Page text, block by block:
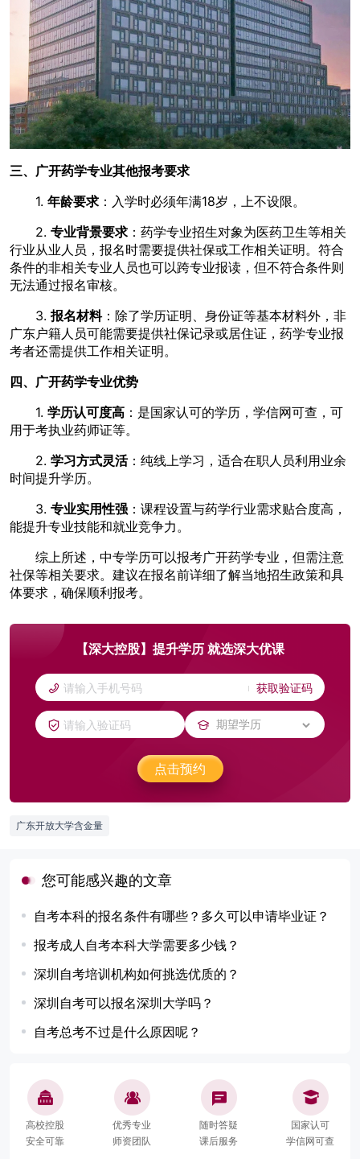
三、广开药学专业其他报考要求
1. 年龄要求：入学时必须年满18岁，上不设限。
2. 专业背景要求：药学专业招生对象为医药卫生等相关
行业从业人员，报名时需要提供社保或工作相关证明。符合
条件的非相关专业人员也可以跨专业报读，但不符合条件则
无法通过报名审核。
3. 报名材料：除了学历证明、身份证等基本材料外，非
广东户籍人员可能需要提供社保记录或居住证，药学专业报
考者还需提供工作相关证明。
四、广开药学专业优势
1. 学历认可度高 ：是国家认可的学历，学信网可查，可
用于考执业药师证等。
2. 学习方式灵活：纯线上学习，适合在职人员利用业余
时间提升学历。
3. 专业实用性强 ：课程设置与药学行业需求贴合度高，
能提升专业技能和就业竞争力。
综上所述，中专学历可以报考广开药学专业，但需注意
社保等相关要求。建议在报名前详细了解当地招生政策和具
体要求，确保顺利报考。
【深大控股】提升学历 就选深大优课
获取验证码
点击预约
广东开放大学含金量
您可能感兴趣的文章
自考本科的报名条件有哪些？多久可以申请毕业证？
报考成人自考本科大学需要多少钱？
深圳自考培训机构如何挑选优质的？
深圳自考可以报名深圳大学吗？
自考总考不过是什么原因呢？
高校控股
安全可靠
优秀专业
师资团队
随时答疑
课后服务
国家认可
学信网可查